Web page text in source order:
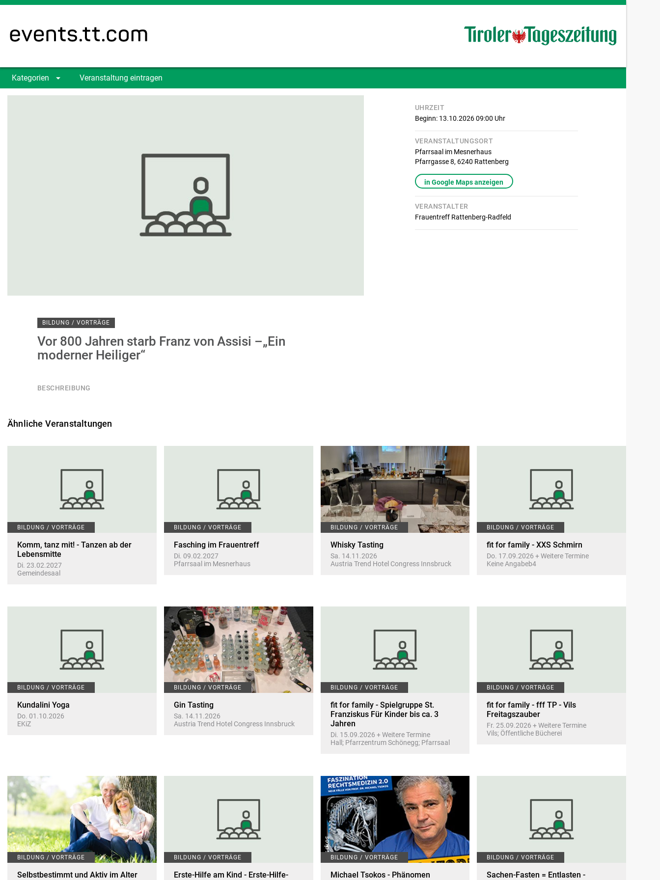
Kategorien Veranstaltung eintragen
BILDUNG / VORTRÄGE
Vor 800 Jahren starb Franz von Assisi –„Ein
moderner Heiliger“
BESCHREIBUNG
UHRZEIT
Beginn: 13.10.2026 09:00 Uhr
VERANSTALTUNGSORT
Pfarrsaal im Mesnerhaus
Pfarrgasse 8, 6240 Rattenberg
in Google Maps anzeigen
VERANSTALTER
Frauentreff Rattenberg-Radfeld
Ähnliche Veranstaltungen
BILDUNG / VORTRÄGE
Komm, tanz mit! - Tanzen ab der
Lebensmitte
Di. 23.02.2027
Gemeindesaal
BILDUNG / VORTRÄGE
Fasching im Frauentreff
Di. 09.02.2027
Pfarrsaal im Mesnerhaus
BILDUNG / VORTRÄGE
Whisky Tasting
Sa. 14.11.2026
Austria Trend Hotel Congress Innsbruck
BILDUNG / VORTRÄGE
fit for family - XXS Schmirn
Do. 17.09.2026 + Weitere Termine
Keine Angabeb4
BILDUNG / VORTRÄGE
Kundalini Yoga
Do. 01.10.2026
EKiZ
BILDUNG / VORTRÄGE
Gin Tasting
Sa. 14.11.2026
Austria Trend Hotel Congress Innsbruck
BILDUNG / VORTRÄGE
fit for family - Spielgruppe St.
Franziskus Für Kinder bis ca. 3
Jahren
Di. 15.09.2026 + Weitere Termine
Hall; Pfarrzentrum Schönegg; Pfarrsaal
BILDUNG / VORTRÄGE
fit for family - fff TP - Vils
Freitagszauber
Fr. 25.09.2026 + Weitere Termine
Vils; Öffentliche Bücherei
BILDUNG / VORTRÄGE
Selbstbestimmt und Aktiv im Alter
BILDUNG / VORTRÄGE
Erste-Hilfe am Kind - Erste-Hilfe-
BILDUNG / VORTRÄGE
Michael Tsokos - Phänomen
BILDUNG / VORTRÄGE
Sachen-Fasten = Entlasten -